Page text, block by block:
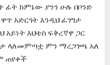
ፊት ከምኔው ያንን ሁሉ በቦንድ
አድርጎት እንዲህ ፈገግታ
አይነት እህቴስ ፍቅረኛዋ ጋር
ላለመምጣቷ ምን ማረጋገጫ አለ
ጠየቀች